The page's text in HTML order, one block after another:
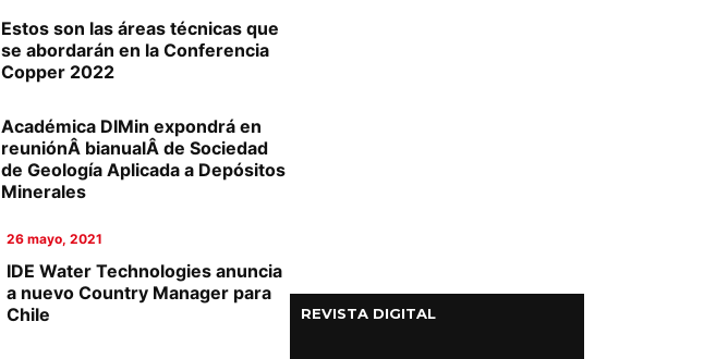
Estos son las áreas técnicas que
se abordarán en la Conferencia
Copper 2022
Académica DIMin expondrá en
reuniónÂ bianualÂ de Sociedad
de Geología Aplicada a Depósitos
Minerales
26 mayo, 2021
IDE Water Technologies anuncia
a nuevo Country Manager para
Chile
REVISTA DIGITAL